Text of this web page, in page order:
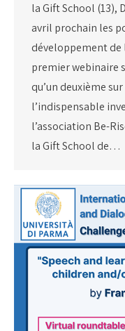
la Gift School (13),
avril prochain les
développement de
premier webinaire
qu’un deuxième
l’indispensable
l’association Be-
la Gift School de…